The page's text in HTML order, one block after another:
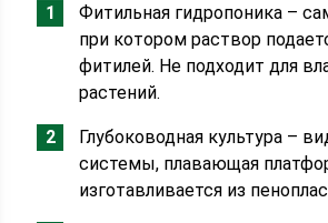
Фитильная гидропоника –
при котором раствор
фитилей. Не подходит для
растений.
Глубоководная культура –
системы, плавающая
изготавливается из